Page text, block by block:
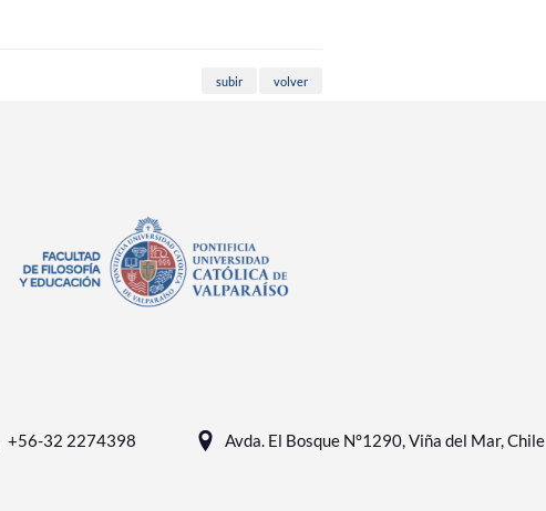
subir volver
+56-32 2274398 Avda. El Bosque N°1290, Viña del Mar, Chile